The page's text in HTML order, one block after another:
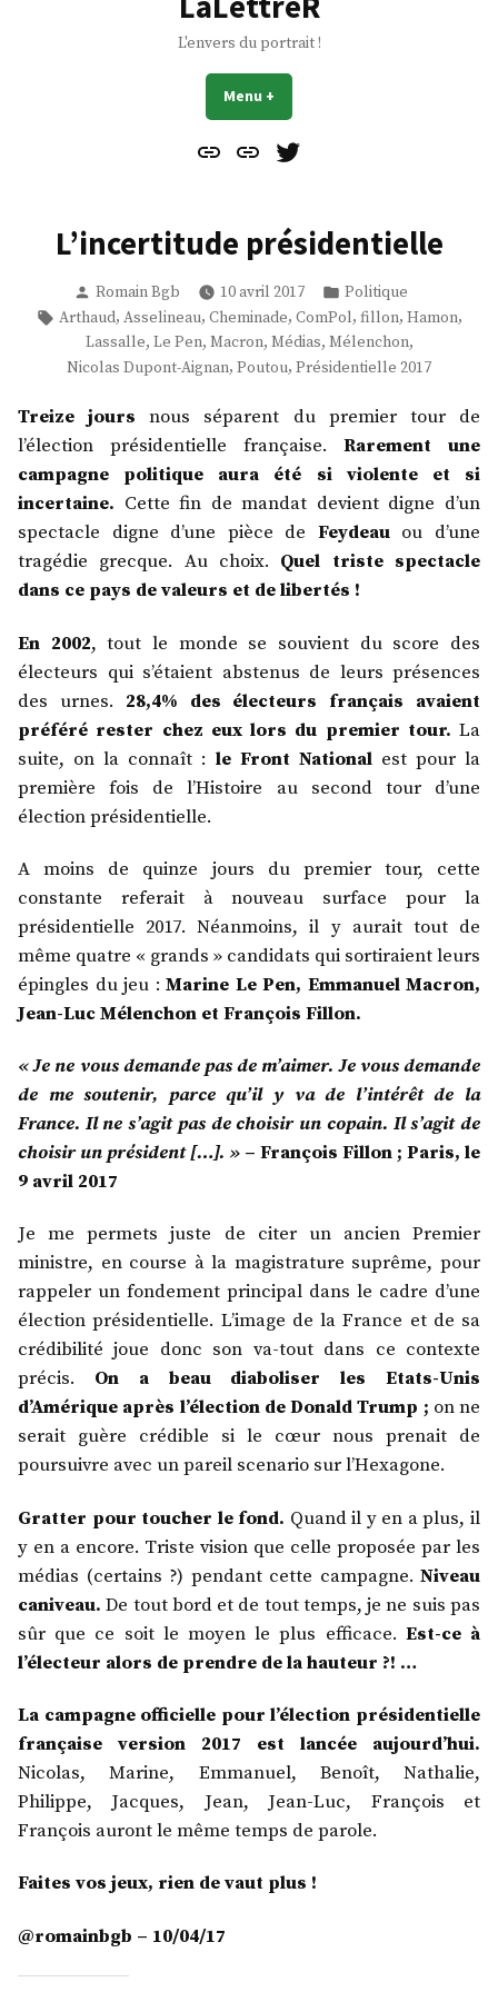
L'envers du portrait !
Menu +
Contact
À
Mes
L’incertitude présidentielle
Publié
par
Romain Bgb 10 avril 2017
Publié
dans
Politique
Étiquettes :
Arthaud, Asselineau, Cheminade, ComPol, fillon, Hamon,
Lassalle, Le Pen, Macron, Médias, Mélenchon,
Nicolas Dupont-Aignan, Poutou, Présidentielle 2017
Treize jours nous séparent du premier tour de
l’élection présidentielle française. Rarement une
campagne politique aura été si violente et si
incertaine. Cette fin de mandat devient digne d’un
spectacle digne d’une pièce de Feydeauou d’une
tragédie grecque. Au choix. Quel triste spectacle
dans ce pays de valeurs et de libertés !
En 2002, tout le monde se souvient du score des
électeurs qui s’étaient abstenus de leurs présences
des urnes. 28,4% des électeurs français avaient
préféré rester chez eux lors du premier tour. La
suite, on la connaît : le Front Nationalest pour la
première fois de l’Histoire au second tour d’une
élection présidentielle.
A moins de quinze jours du premier tour, cette
constante referait à nouveau surface pour la
présidentielle 2017. Néanmoins, il y aurait tout de
même quatre « grands » candidats qui sortiraient leurs
épingles du jeu : Marine Le Pen, Emmanuel Macron,
Jean-Luc Mélenchon et François Fillon.
« Je ne vous demande pas de m’aimer. Je vous demande
de me soutenir, parce qu’il y va de l’intérêt de la
France. Il ne s’agit pas de choisir un copain. Il s’agit de
choisir un président […]. » – François Fillon ; Paris, le
9 avril 2017
Je me permets juste de citer un ancien Premier
ministre, en course à la magistrature suprême, pour
rappeler un fondement principal dans le cadre d’une
élection présidentielle. L’image de la France et de sa
crédibilité joue donc son va-tout dans ce contexte
précis. On a beau diaboliser les Etats-Unis
d’Amérique après l’élection de Donald Trump ; on ne
serait guère crédible si le cœur nous prenait de
poursuivre avec un pareil scenario sur l’Hexagone.
Gratter pour toucher le fond. Quand il y en a plus, il
y en a encore. Triste vision que celle proposée par les
médias (certains ?) pendant cette campagne. Niveau
caniveau. De tout bord et de tout temps, je ne suis pas
sûr que ce soit le moyen le plus efficace. Est-ce à
l’électeur alors de prendre de la hauteur ?! …
La campagne officielle pour l’élection présidentielle
française version 2017 est lancée aujourd’hui.
Nicolas, Marine, Emmanuel, Benoît, Nathalie,
Philippe, Jacques, Jean, Jean-Luc, François et
François auront le même temps de parole.
Faites vos jeux, rien de vaut plus !
@romainbgb – 10/04/17